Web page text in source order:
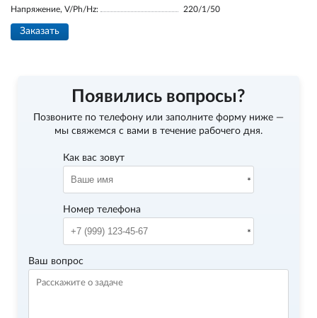
Напряжение, V/Ph/Hz:
220/1/50
Заказать
Появились вопросы?
Позвоните по телефону или заполните форму ниже —
мы свяжемся с вами в течение рабочего дня.
Как вас зовут
Номер телефона
Ваш вопрос